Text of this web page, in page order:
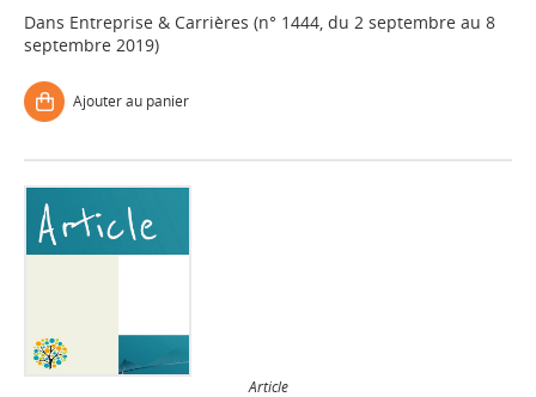
Dans Entreprise & Carrières (n° 1444, du 2 septembre au 8
septembre 2019)
Ajouter au panier
Article